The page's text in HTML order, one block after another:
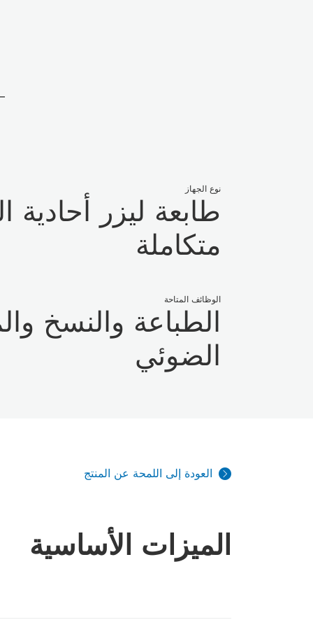
نوع الجهاز
طابعة ليزر أحادية
متكاملة
الوظائف المتاحة
الطباعة والنسخ
الضوئي
العودة إلى اللمحة عن المنتج
الميزات الأساسية